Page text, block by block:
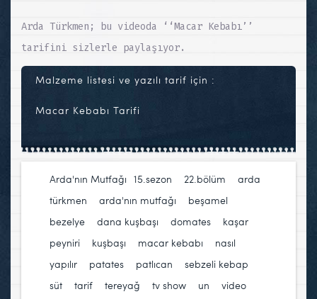
Arda Türkmen; bu videoda ‘‘Macar Kebabı’’
tarifini sizlerle paylaşıyor.
Malzeme listesi ve yazılı tarif için :
Macar Kebabı Tarifi
Arda'nın Mutfağı 15.sezon 22.bölüm
arda
türkmen
arda'nın mutfağı beşamel
bezelye
dana kuşbaşı domates
kaşar
peyniri
kuşbaşı macar kebabı
nasıl
yapılır
patates patlıcan sebzeli kebap
süt
tarif tereyağ tv show un video